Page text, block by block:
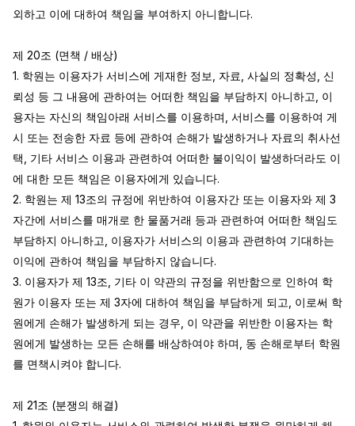
외하고 이에 대하여 책임을 부여하지 아니합니다.
제 20조 (면책 / 배상)
1. 학원는 이용자가 서비스에 게재한 정보, 자료, 사실의 정확성, 신
뢰성 등 그 내용에 관하여는 어떠한 책임을 부담하지 아니하고, 이
용자는 자신의 책임아래 서비스를 이용하며, 서비스를 이용하여 게
시 또는 전송한 자료 등에 관하여 손해가 발생하거나 자료의 취사선
택, 기타 서비스 이용과 관련하여 어떠한 불이익이 발생하더라도 이
에 대한 모든 책임은 이용자에게 있습니다.
2. 학원는 제 13조의 규정에 위반하여 이용자간 또는 이용자와 제 3
자간에 서비스를 매개로 한 물품거래 등과 관련하여 어떠한 책임도
부담하지 아니하고, 이용자가 서비스의 이용과 관련하여 기대하는
이익에 관하여 책임을 부담하지 않습니다.
3. 이용자가 제 13조, 기타 이 약관의 규정을 위반함으로 인하여 학
원가 이용자 또는 제 3자에 대하여 책임을 부담하게 되고, 이로써 학
원에게 손해가 발생하게 되는 경우, 이 약관을 위반한 이용자는 학
원에게 발생하는 모든 손해를 배상하여야 하며, 동 손해로부터 학원
를 면책시켜야 합니다.
제 21조 (분쟁의 해결)